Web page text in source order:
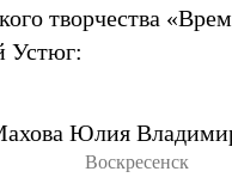
творчества
Устюг:
Юлия
Воскресенск